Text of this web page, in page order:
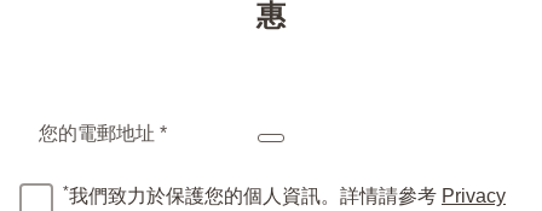
惠
您的電郵地址 *
*我們致力於保護您的個人資訊。詳情請參考 Privacy